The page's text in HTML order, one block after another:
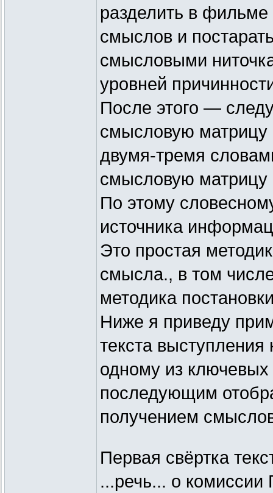
разделить в
смыслов и
смысловыми
уровней
После этого —
смысловую матрицу
двумя-тремя
смысловую
По этому
источника
Это простая
смысла., в том
методика
Ниже я приведу
текста
одному из
последующим
получением
Первая свёртка
...речь... о